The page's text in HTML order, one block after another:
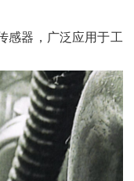
感器，广泛应用于工